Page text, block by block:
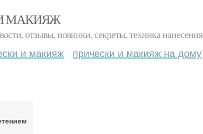
МАКИЯЖ
отзывы, новинки, секреты, техника нанесения
и макияж прически и макияж на дому